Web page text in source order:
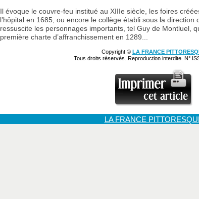
Il évoque le couvre-feu institué au XIIIe siècle, les foires
l’hôpital en 1685, ou encore le collège établi sous la direction
ressuscite les personnages importants, tel Guy de Montluel,
première charte d’affranchissement en 1289...
Copyright © LA FRANCE
Tous droits réservés. Reproduction interdite. N°
LA FRANCE